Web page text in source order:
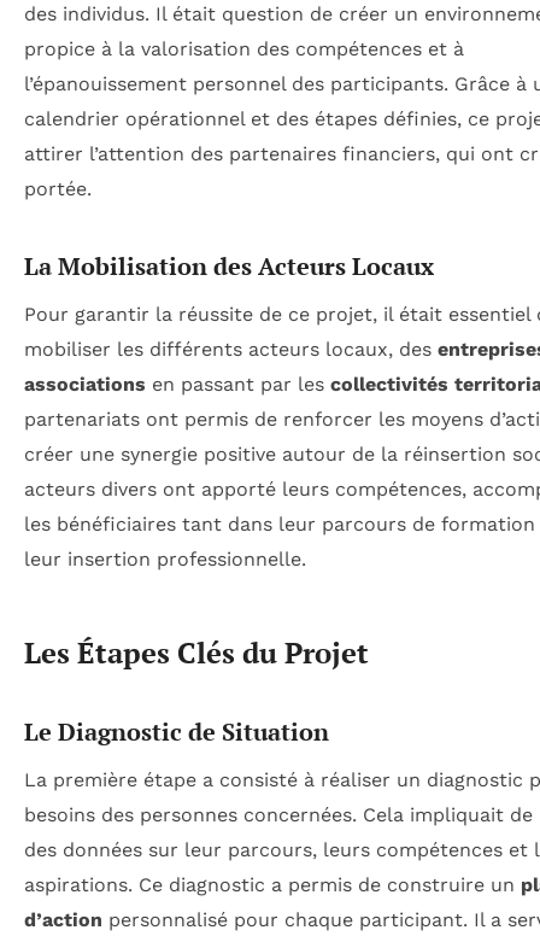
des individus. Il était question de créer un
propice à la valorisation des compétences et à
l’épanouissement personnel des participants. Grâce à
calendrier opérationnel et des étapes définies, ce
attirer l’attention des partenaires financiers, qui ont
portée.
La Mobilisation des Acteurs Locaux
Pour garantir la réussite de ce projet, il était essentiel
mobiliser les différents acteurs locaux, des
associations en passant par les collectivités
partenariats ont permis de renforcer les moyens
créer une synergie positive autour de la réinsertion
acteurs divers ont apporté leurs compétences,
les bénéficiaires tant dans leur parcours de formation
leur insertion professionnelle.
Les Étapes Clés du Projet
Le Diagnostic de Situation
La première étape a consisté à réaliser un diagnostic
besoins des personnes concernées. Cela impliquait
des données sur leur parcours, leurs compétences et
aspirations. Ce diagnostic a permis de construire un
d’action personnalisé pour chaque participant. Il a